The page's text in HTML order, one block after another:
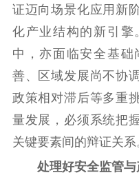
通知公告 信
信息公开年度
告
理论学习
证迈向场景化应用新
化产业结构的新引擎
中，亦面临安全基
善、区域发展尚不协
政策相对滞后等多重
量发展，必须系统把
关键要素间的辩证关系
处理好安全监管与